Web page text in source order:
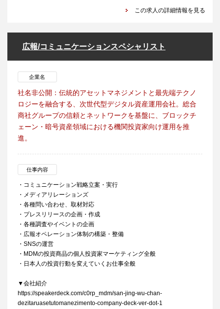
この求人の詳細情報を見る
広報/コミュニケーションスペシャリスト
企業名
社名非公開：伝統的アセットマネジメントと最先端テクノ
ロジーを融合する、次世代型デジタル資産運用会社。総合
商社グループの信頼とネットワークを基盤に、ブロックチ
ェーン・暗号資産領域における機関投資家向け運用を推
進。
仕事内容
・コミュニケーション戦略立案・実行
・メディアリレーションズ
・各種問い合わせ、取材対応
・プレスリリースの企画・作成
・各種調査やイベントの企画
・広報オペレーション体制の構築・整備
・SNSの運営
・MDMの投資商品の個人投資家マーケティング全般
・日本人の投資行動を変えていくお仕事全般
▼会社紹介
https://speakerdeck.com/c0rp_mdm/san-jing-wu-chan-
dezitaruasetutomanezimento-company-deck-ver-dot-1